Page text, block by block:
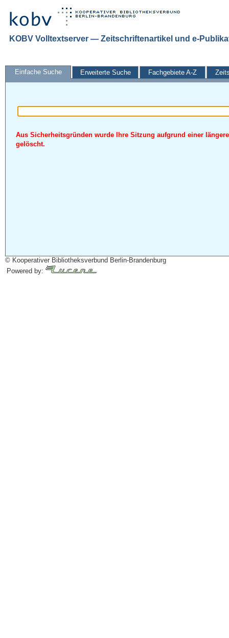
KOBV Volltextserver — Zeitschriftenartikel und e-
Einfache Suche Erweiterte Suche Fachgebiete A-Z
Aus Sicherheitsgründen wurde Ihre Sitzung aufgrund einer
gelöscht.
© Kooperativer Bibliotheksverbund Berlin-Brandenburg
Powered by: